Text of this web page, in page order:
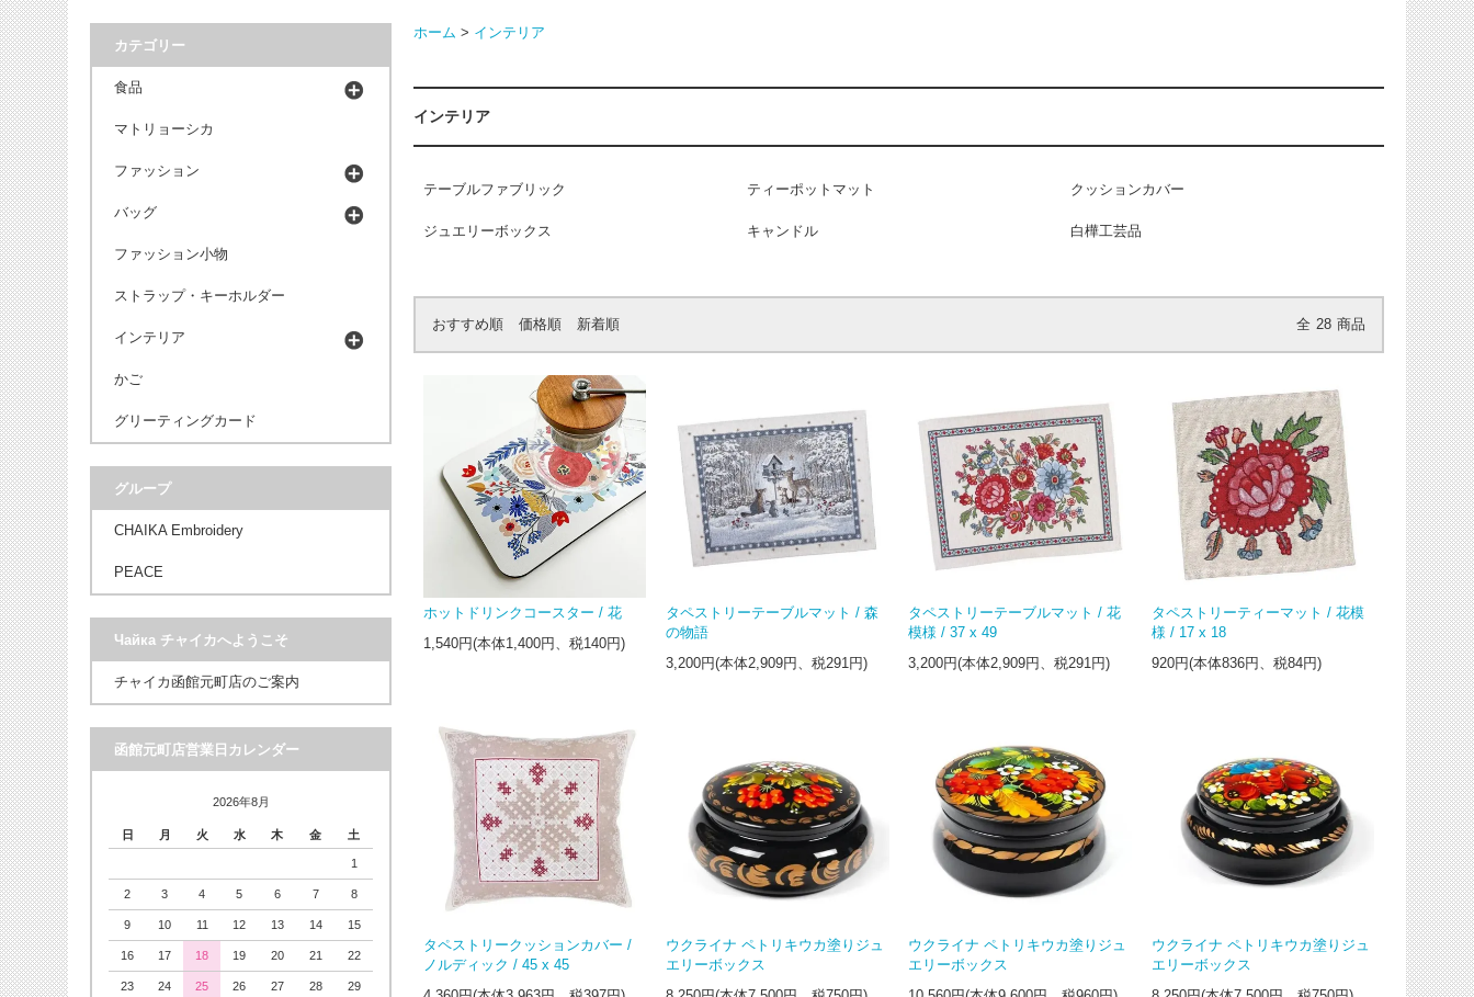
ホーム > インテリア
インテリア
テーブルファブリック ティーポットマット クッションカバー
ジュエリーボックス キャンドル 白樺工芸品
おすすめ順 価格順 新着順 全 28 商品
ホットドリンクコースター / 花
1,540円(本体1,400円、税140円)
タペストリーテーブルマット / 森
の物語
3,200円(本体2,909円、税291円)
タペストリーテーブルマット / 花
模様 / 37 x 49
3,200円(本体2,909円、税291円)
タペストリーティーマット / 花模
様 / 17 x 18
920円(本体836円、税84円)
タペストリークッションカバー /
ノルディック / 45 x 45
ウクライナ ペトリキウカ塗りジュ
エリーボックス
ウクライナ ペトリキウカ塗りジュ
エリーボックス
ウクライナ ペトリキウカ塗りジュ
エリーボックス
カテゴリー
食品
マトリョーシカ
ファッション
バッグ
ファッション小物
ストラップ・キーホルダー
インテリア
かご
グリーティングカード
グループ
CHAIKA Embroidery
PEACE
Чайка チャイカへようこそ
チャイカ函館元町店のご案内
函館元町店営業日カレンダー
2026年8月
日 月 火 水 木 金 土
1
2 3 4 5 6 7 8
9 10 11 12 13 14 15
16 17 18 19 20 21 22
23 24 25 26 27 28 29